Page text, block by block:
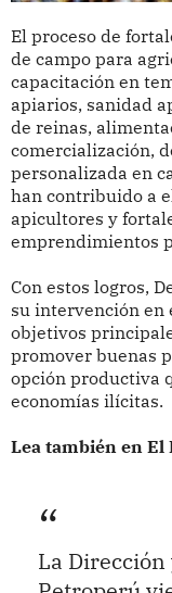
El proceso de
de campo para
capacitación en
apiarios, sanidad
de reinas,
comercialización,
personalizada en
han contribuido a
apicultores y
emprendimientos
Con estos logros,
su intervención en
objetivos
promover buenas
opción productiva
economías ilícitas.
Lea también en El
La